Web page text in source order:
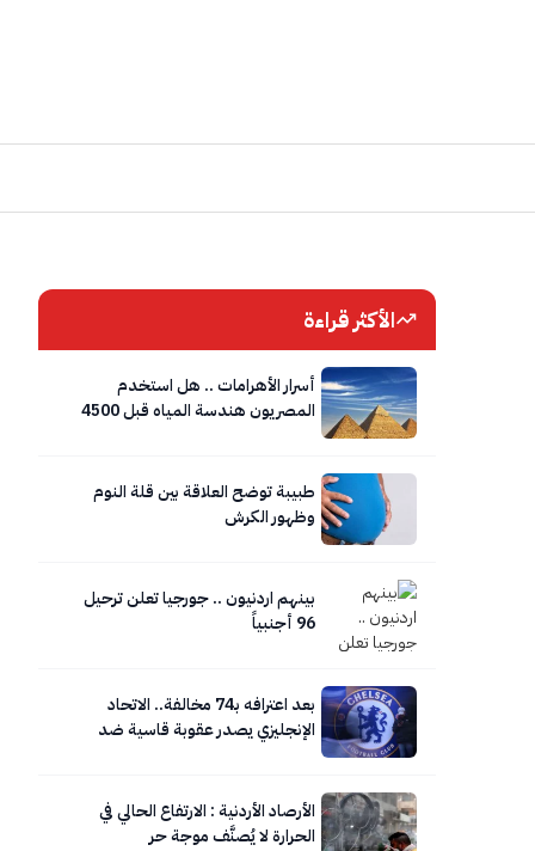
الأكثر قراءة
أسرار الأهرامات .. هل استخدم
المصريون هندسة المياه قبل 4500
طبيبة توضح العلاقة بين قلة النوم
وظهور الكرش
بينهم اردنيون .. جورجيا تعلن ترحيل
96 أجنبياً
بعد اعترافه بـ74 مخالفة.. الاتحاد
الإنجليزي يصدر عقوبة قاسية ضد
الأرصاد الأردنية : الارتفاع الحالي في
الحرارة لا يُصنَّف موجة حر